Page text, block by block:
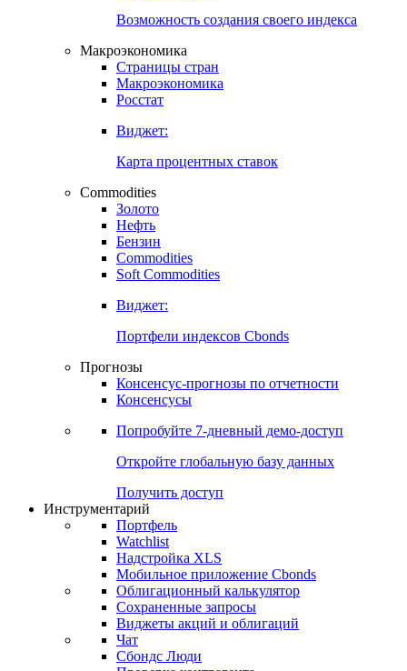
Возможность создания своего индекса
Макроэкономика
Страницы стран
Макроэкономика
Росстат
Виджет:
Карта процентных ставок
Commodities
Золото
Нефть
Бензин
Commodities
Soft Commodities
Виджет:
Портфели индексов Cbonds
Прогнозы
Консенсус-прогнозы по отчетности
Консенсусы
Попробуйте 7-дневный демо-доступ
Откройте глобальную базу данных
Получить доступ
Инструментарий
Портфель
Watchlist
Надстройка XLS
Мобильное приложение Cbonds
Облигационный калькулятор
Сохраненные запросы
Виджеты акций и облигаций
Чат
Сбондс Люди